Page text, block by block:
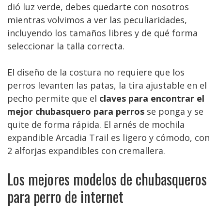
dió luz verde, debes quedarte con nosotros
mientras volvimos a ver las peculiaridades,
incluyendo los tamaños libres y de qué forma
seleccionar la talla correcta.
El diseño de la costura no requiere que los
perros levanten las patas, la tira ajustable en el
pecho permite que el claves para encontrar el
mejor chubasquero para perros se ponga y se
quite de forma rápida. El arnés de mochila
expandible Arcadia Trail es ligero y cómodo, con
2 alforjas expandibles con cremallera.
Los mejores modelos de chubasqueros
para perro de internet